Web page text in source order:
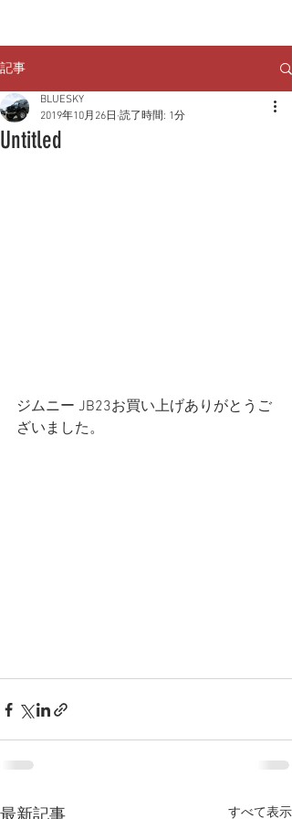
記事
Untitled
BLUESKY
2019年10月26日 読了時間: 1分
ジムニー JB23お買い上げありがとうご
ざいました。
すべて表示